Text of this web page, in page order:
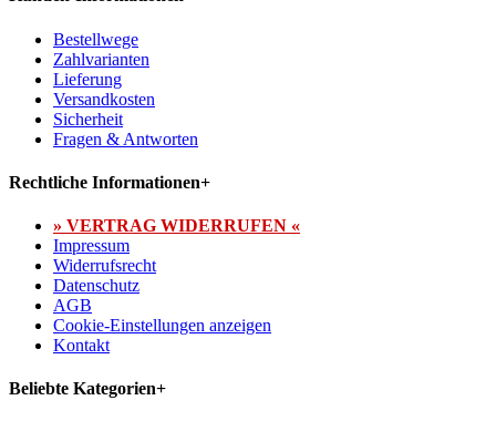
Bestellwege
Zahlvarianten
Lieferung
Versandkosten
Sicherheit
Fragen & Antworten
Rechtliche Informationen+
» VERTRAG WIDERRUFEN «
Impressum
Widerrufsrecht
Datenschutz
AGB
Cookie-Einstellungen anzeigen
Kontakt
Beliebte Kategorien+